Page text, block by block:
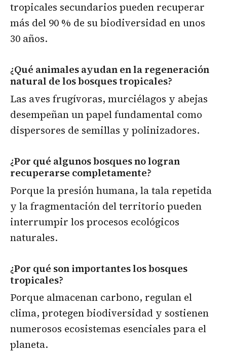
tropicales secundarios pueden recuperar
más del 90 % de su biodiversidad en unos
30 años.
¿Qué animales ayudan en la regeneración
natural de los bosques tropicales?
Las aves frugívoras, murciélagos y abejas
desempeñan un papel fundamental como
dispersores de semillas y polinizadores.
¿Por qué algunos bosques no logran
recuperarse completamente?
Porque la presión humana, la tala repetida
y la fragmentación del territorio pueden
interrumpir los procesos ecológicos
naturales.
¿Por qué son importantes los bosques
tropicales?
Porque almacenan carbono, regulan el
clima, protegen biodiversidad y sostienen
numerosos ecosistemas esenciales para el
planeta.